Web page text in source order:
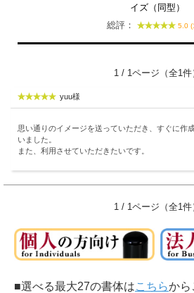
イズ（同型）
総評：
5.0
1 / 1ページ（全1件
yuu様
思い通りのイメージを送っていただき、すぐに作
いました。
また、利用させていただきたいです。
1 / 1ページ（全1件
■選べる最大27の書体はこちらから